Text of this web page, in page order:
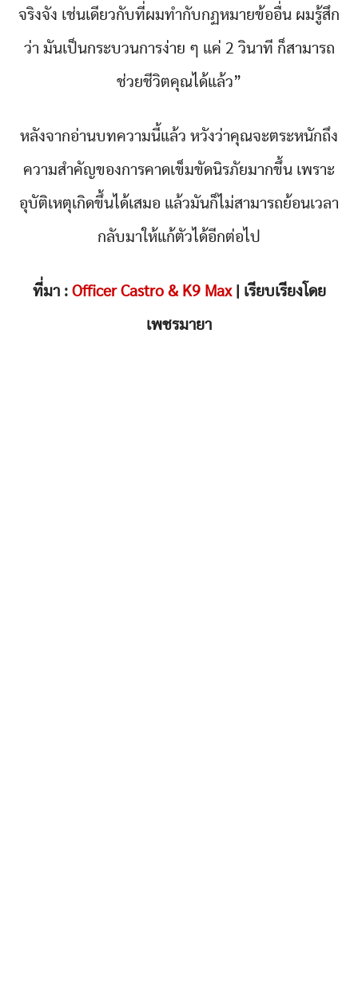
จริงจัง เช่นเดียวกับที่ผมทำกับกฏหมายข้ออื่น ผมรู้สึก
ว่า มันเป็นกระบวนการง่าย ๆ แค่ 2 วินาที ก็สามารถ
ช่วยชีวิตคุณได้แล้ว”
หลังจากอ่านบทความนี้แล้ว หวังว่าคุณจะตระหนักถึง
ความสำคัญของการคาดเข็มขัดนิรภัยมากขึ้น เพราะ
อุบัติเหตุเกิดขึ้นได้เสมอ แล้วมันก็ไม่สามารถย้อนเวลา
กลับมาให้แก้ตัวได้อีกต่อไป
ที่มา : Officer Castro & K9 Max| เรียบเรียงโดย
เพชรมายา